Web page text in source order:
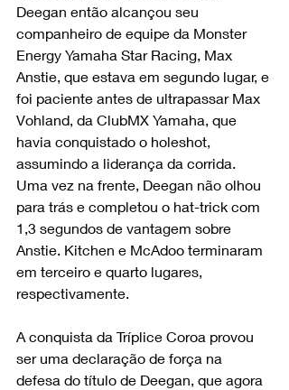
Deegan então alcançou seu
companheiro de equipe da Monster
Energy Yamaha Star Racing, Max
Anstie, que estava em segundo lugar, e
foi paciente antes de ultrapassar Max
Vohland, da ClubMX Yamaha, que
havia conquistado o holeshot,
assumindo a liderança da corrida.
Uma vez na frente, Deegan não olhou
para trás e completou o hat-trick com
1,3 segundos de vantagem sobre
Anstie. Kitchen e McAdoo terminaram
em terceiro e quarto lugares,
respectivamente.
A conquista da Tríplice Coroa provou
ser uma declaração de força na
defesa do título de Deegan, que agora